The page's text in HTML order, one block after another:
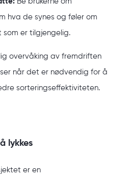
hva de synes og føler om
er tilgjengelig.
overvåking av fremdriften
når det er nødvendig for å
sorteringseffektiviteten.
lykkes
er en